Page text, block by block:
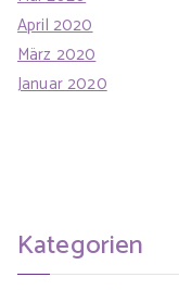
April 2020
März 2020
Januar 2020
Kategorien